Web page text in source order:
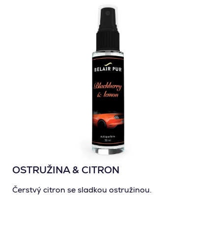
OSTRUŽINA & CITRON
Čerstvý citron se sladkou ostružinou.